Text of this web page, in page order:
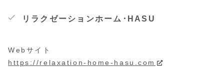
リラクゼーションホーム･HASU
Webサイト
https://relaxation-home-hasu.com